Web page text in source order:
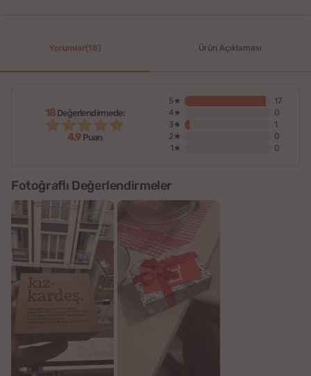
Yorumlar(18) Ürün Açıklaması
18Değerlendirmede:
4,9 Puan
5★
17
4★
0
3★
1
2★
0
1★
0
Fotoğraflı Değerlendirmeler